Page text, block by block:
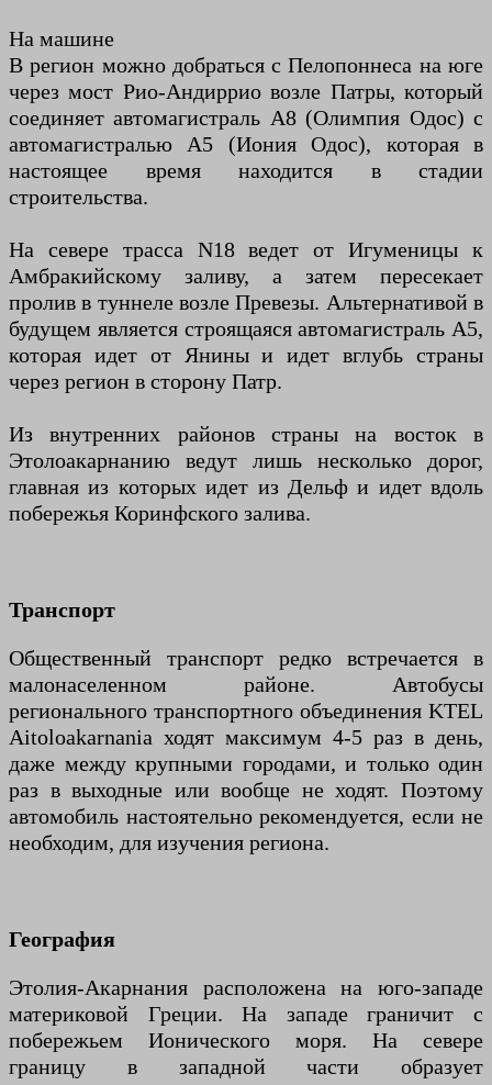
На машине
В регион можно добраться с Пелопоннеса на юге
через мост Рио-Андиррио возле Патры, который
соединяет автомагистраль A8 (Олимпия Одос) с
автомагистралью А5 (Иония Одос), которая в
настоящее время находится в стадии
строительства.
На севере трасса N18 ведет от Игуменицы к
Амбракийскому заливу, а затем пересекает
пролив в туннеле возле Превезы. Альтернативой в
будущем является строящаяся автомагистраль A5,
которая идет от Янины и идет вглубь страны
через регион в сторону Патр.
Из внутренних районов страны на восток в
Этолоакарнанию ведут лишь несколько дорог,
главная из которых идет из Дельф и идет вдоль
побережья Коринфского залива.
Транспорт
Общественный транспорт редко встречается в
малонаселенном районе. Автобусы
регионального транспортного объединения KTEL
Aitoloakarnania ходят максимум 4-5 раз в день,
даже между крупными городами, и только один
раз в выходные или вообще не ходят. Поэтому
автомобиль настоятельно рекомендуется, если не
необходим, для изучения региона.
География
Этолия-Акарнания расположена на юго-западе
материковой Греции. На западе граничит с
побережьем Ионического моря. На севере
границу в западной части образует